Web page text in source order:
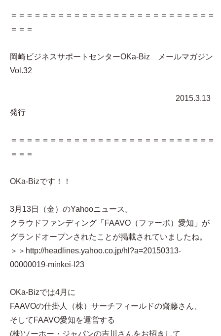
＝＝＝＝＝＝＝＝＝＝＝＝＝＝＝＝＝＝＝＝＝＝＝＝＝＝
＝＝＝
岡崎ビジネスサポートセンターOKa-Biz メールマガジン
Vol.32
2015.3.13
発行
＝＝＝＝＝＝＝＝＝＝＝＝＝＝＝＝＝＝＝＝＝＝＝＝＝＝
＝＝＝
OKa-Bizです！！
3月13日（金）のYahooニュース。
クラウドファンディング「FAAVO（ファーボ）愛知」が
グランドオープンされたことが掲載されていましたね。
＞＞http://headlines.yahoo.co.jp/hl?a=20150313-
00000019-minkei-l23
OKa-Bizでは4月に
FAAVOの仕掛人（株）サーチフィールドの齋藤さん、
そしてFAAVO愛知を運営する
(株)ソーホー・ジャパンの吉川さんをお招きして、